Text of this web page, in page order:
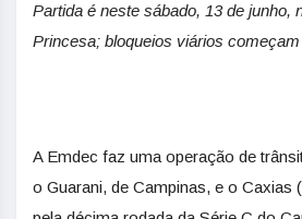
Partida é neste sábado, 13 de junho,
Princesa; bloqueios viários
A Emdec faz uma operação de
o Guarani, de Campinas, e o Caxias